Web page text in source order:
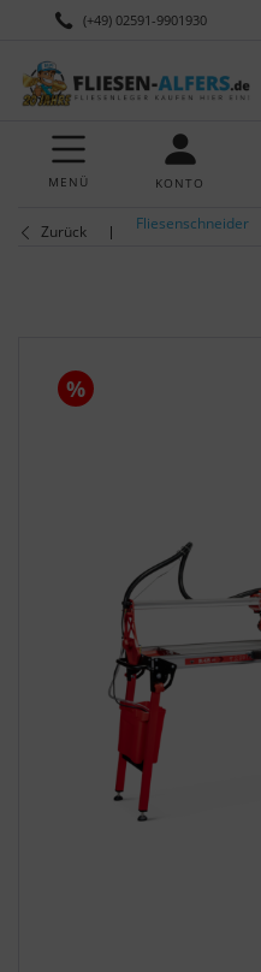
(+49) 02591-9901930
MENÜ KONTO
Zurück Fliesenschneider
%